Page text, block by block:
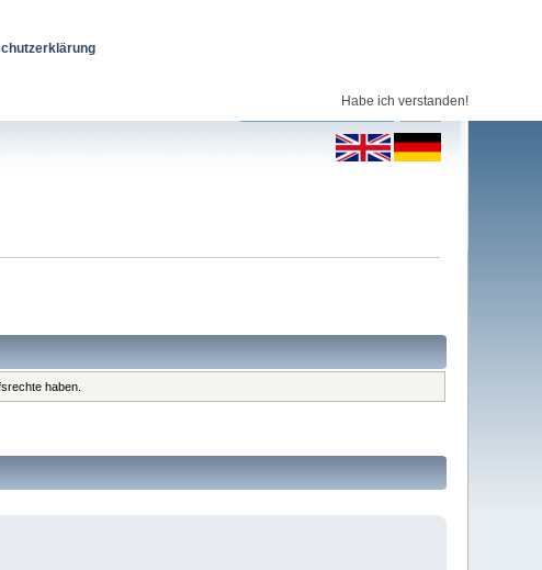
Habe ich verstanden!
haben.